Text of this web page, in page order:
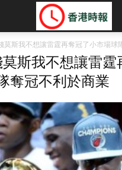
莫斯我不想讓雷霆再奪冠了小市場球
斯我不想讓雷霆
奪冠不利於商業